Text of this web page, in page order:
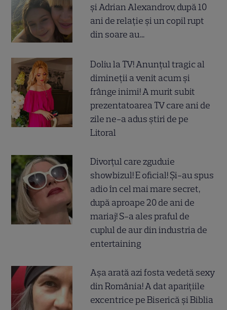
și Adrian Alexandrov, după 10
ani de relație și un copil rupt
din soare au...
Doliu la TV! Anunțul tragic al
dimineții a venit acum și
frânge inimi! A murit subit
prezentatoarea TV care ani de
zile ne-a adus știri de pe
Litoral
Divorțul care zguduie
showbizul! E oficial! Și-au spus
adio în cel mai mare secret,
după aproape 20 de ani de
mariaj! S-a ales praful de
cuplul de aur din industria de
entertaining
Așa arată azi fosta vedetă sexy
din România! A dat aparițiile
excentrice pe Biserică și Biblia